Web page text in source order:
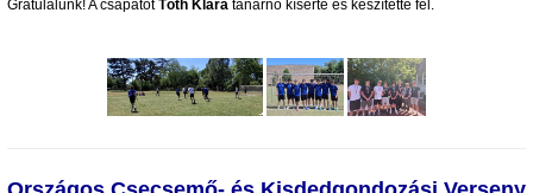
Gratulálunk! A csapatotTóth Klára tanárnő kísérte és készítette fel.